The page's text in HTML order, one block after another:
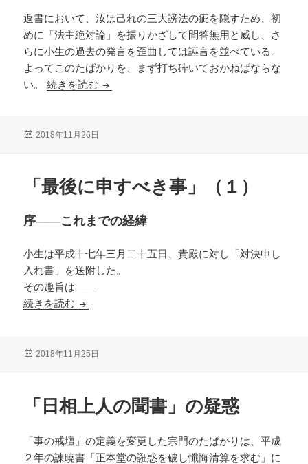
返書において、汝は己れの三大謗法の疵を隠すため、初
めに「法主絶対論」を振りかざして問答無用と威し、さ
らに小生の過去の発言を歪曲しては誣言を並べている。
よってこのたばかりを、まず打ち砕いておかねばならな
い。続きを読む 「最後に申すべき事」（２）
投
2018年11月26日
「最後に申すべき事」（１）
序――これまでの経緯
小生は平成十七年三月二十五日、貴殿に対し「対決申し
入れ書」を送附した。
その趣旨は――
続きを読む 「最後に申すべき事」（１）
投
2018年11月25日
「日相上人の聞書」の疑惑
「事の戒壇」の定義を変更した宗門のたばかりは、平成
２年の諫暁書「正本堂の誑惑を破し懺悔清算を求む」に